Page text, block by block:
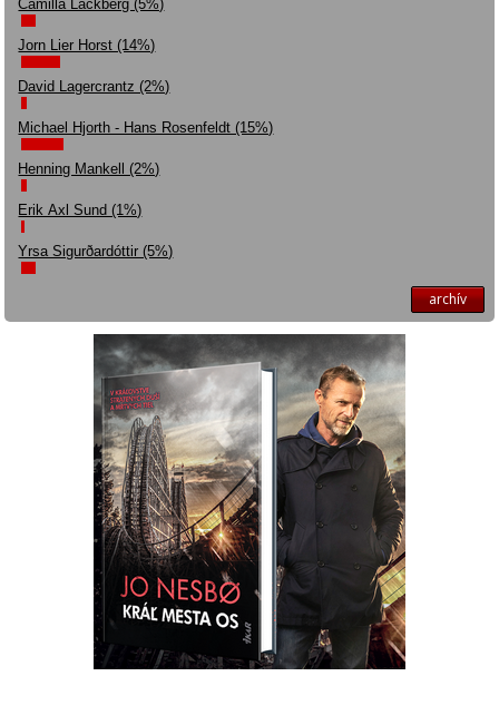
Camilla Lackberg (5%)
Jorn Lier Horst (14%)
David Lagercrantz (2%)
Michael Hjorth - Hans Rosenfeldt (15%)
Henning Mankell (2%)
Erik Axl Sund (1%)
Yrsa Sigurðardóttir (5%)
archív